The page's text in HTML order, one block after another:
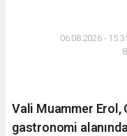
06.08.2026 -
Vali Muammer
gastronomi